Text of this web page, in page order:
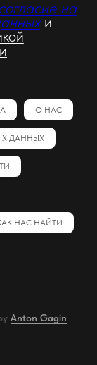
согласие на
и
О НАС
ДАННЫХ
НАС НАЙТИ
Anton Gagin